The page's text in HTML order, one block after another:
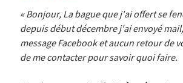
Bonjour, La bague que j'ai offert se
depuis début décembre j'ai envoyé
message Facebook et aucun retour de
de me contacter pour savoir quoi faire.